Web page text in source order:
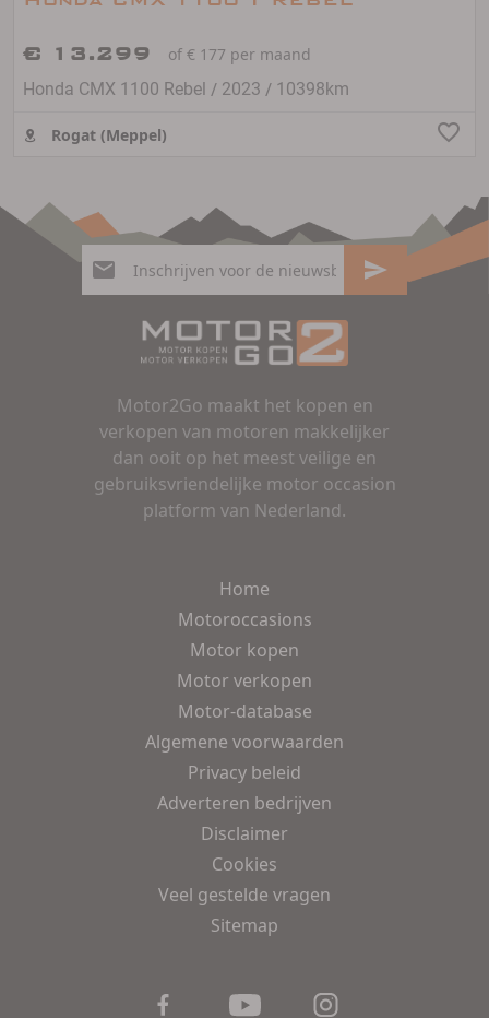
€ 13.299
of € 177 per maand
Honda CMX 1100 Rebel / 2023 / 10398km
Rogat (Meppel)
Motor2Go maakt het kopen en
verkopen van motoren makkelijker
dan ooit op het meest veilige en
gebruiksvriendelijke motor occasion
platform van Nederland.
Home
Motoroccasions
Motor kopen
Motor verkopen
Motor-database
Algemene voorwaarden
Privacy beleid
Adverteren bedrijven
Disclaimer
Cookies
Veel gestelde vragen
Sitemap